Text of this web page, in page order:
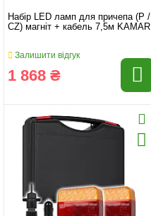
Набір LED ламп для причепа (P /
CZ) магніт + кабель 7,5м KAMAR
Залишити відгук
1 868 ₴